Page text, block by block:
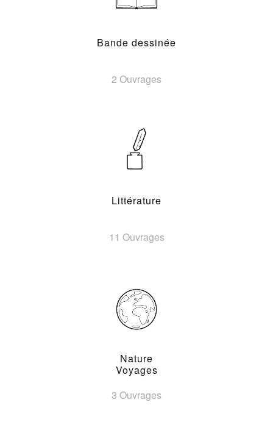
Bande dessinée
2 Ouvrages
Littérature
11 Ouvrages
Nature
Voyages
3 Ouvrages